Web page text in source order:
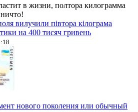
в жизни, полтора килограмма
вилучили півтора кілограма
на 400 тисяч гривень
нового поколения или обычный